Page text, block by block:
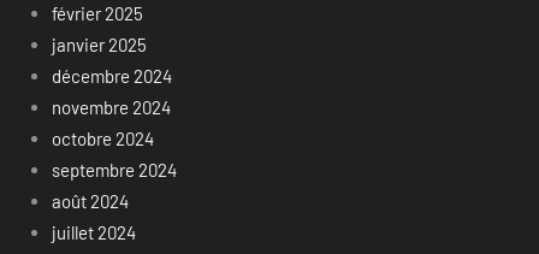
février 2025
janvier 2025
décembre 2024
novembre 2024
octobre 2024
septembre 2024
août 2024
juillet 2024